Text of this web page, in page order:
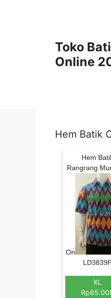
Toko
Online
Hem Batik
Hem
Rangrang
On
XL